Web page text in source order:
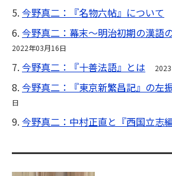
5. 今野真二：『名物六帖』について
6. 今野真二：幕末～明治初期の漢語
2022年03月16日
7. 今野真二：『十善法語』とは
8. 今野真二：『東京新繁昌記』の左
日
9. 今野真二：中村正直と『西国立志編